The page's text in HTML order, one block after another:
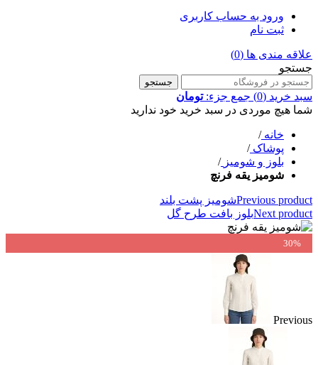
ورود به حساب کاربری
ثبت نام
علاقه مندی ها (0)
جستجو
جستجو
سبد خرید (0) جمع جزء:تومان
شما هیچ موردی در سبد خرید خود ندارید
خانه /
پوشاک /
بلوز و شومیز /
شومیز یقه فرنچ
Previous productشومیز پشت بلند
Next productبلوز بافت طرح گل
30%
Previous